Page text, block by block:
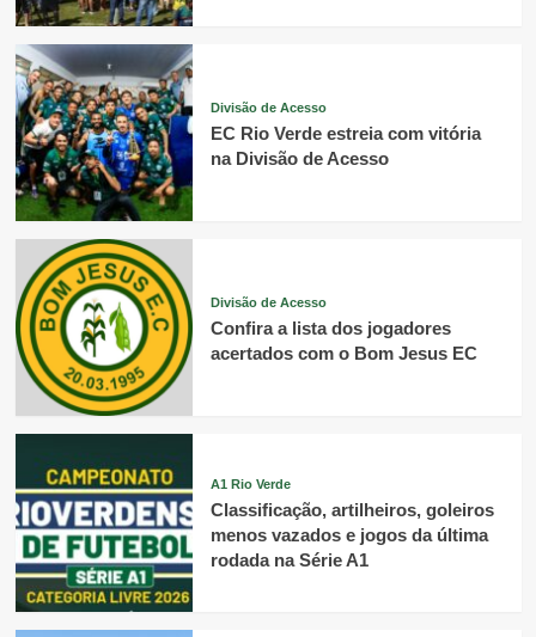
Divisão de Acesso
EC Rio Verde estreia com vitória
na Divisão de Acesso
Divisão de Acesso
Confira a lista dos jogadores
acertados com o Bom Jesus EC
A1 Rio Verde
Classificação, artilheiros, goleiros
menos vazados e jogos da última
rodada na Série A1